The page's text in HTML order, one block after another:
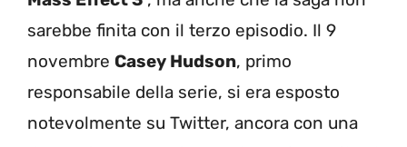
sarebbe finita con il terzo episodio. Il 9
novembre Casey Hudson, primo
responsabile della serie, si era esposto
notevolmente su Twitter, ancora con una